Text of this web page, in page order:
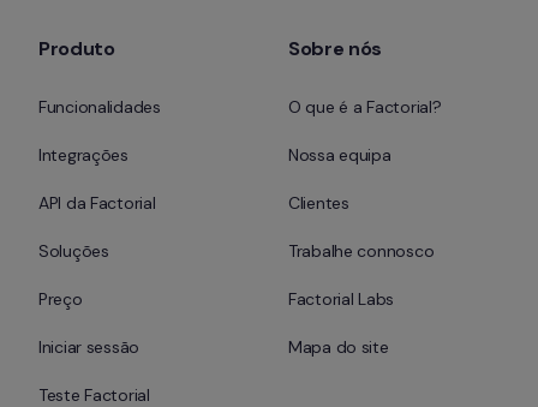
Produto
Funcionalidades
Integrações
API da Factorial
Soluções
Preço
Iniciar sessão
Teste Factorial
Sobre nós
O que é a Factorial?
Nossa equipa
Clientes
Trabalhe connosco
Factorial Labs
Mapa do site